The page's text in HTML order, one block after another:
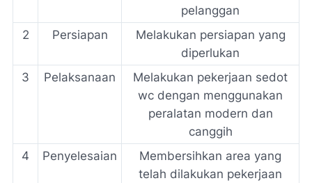
pelanggan
2
Persiapan
Melakukan persiapan yang
diperlukan
3
Pelaksanaan
Melakukan pekerjaan sedot
wc dengan menggunakan
peralatan modern dan
canggih
4
Penyelesaian
Membersihkan area yang
telah dilakukan pekerjaan